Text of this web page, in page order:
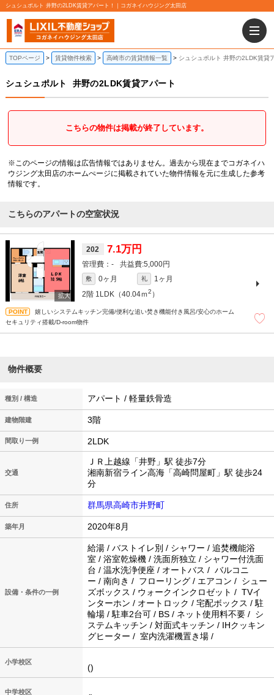
シュシュポルト 井野の2LDK賃貸アパート！｜コガネイハウジング太田店
TOPページ 賃貸物件検索 高崎市の賃貸情報一覧 シュシュポルト 井野の2LDK賃貸
シュシュポルト 井野の2LDK賃貸アパート
こちらの物件は掲載が終了しています。
※このページの情報は広告情報ではありません。過去から現在までコガネイハ
ウジング太田店のホームぺージに掲載されていた物件情報を元に生成した参考
情報です。
こちらのアパートの空室状況
202 7.1万円
- 5,000円
敷 0ヶ月 礼
1ヶ月
2階 1LDK（40.04ｍ2 ）
嬉しいシステムキッチン完備/便利な追い焚き機能付き風呂/安心のホーム
セキュリティ搭載/D-room物件
物件概要
種別 / 構造 アパート / 軽量鉄骨造
建物階建 3階
間取り一例 2LDK
交通
ＪＲ上越線「井野」駅 徒歩7分
湘南新宿ライン高海「高崎問屋町」駅 徒歩24
分
住所 群馬県高崎市井野町
築年月 2020年8月
設備・条件の一例
給湯 / バストイレ別 / シャワー / 追焚機能浴
室 / 浴室乾燥機 / 洗面所独立 / シャワー付洗面
台 / 温水洗浄便座 / オートバス / バルコニ
ー / 南向き / フローリング / エアコン / シュー
ズボックス / ウォークインクロゼット / TVイ
ンターホン / オートロック / 宅配ボックス / 駐
輪場 / 駐車2台可 / BS / ネット使用料不要 / シ
ステムキッチン / 対面式キッチン / IHクッキン
グヒーター / 室内洗濯機置き場 /
小学校区
()
中学校区